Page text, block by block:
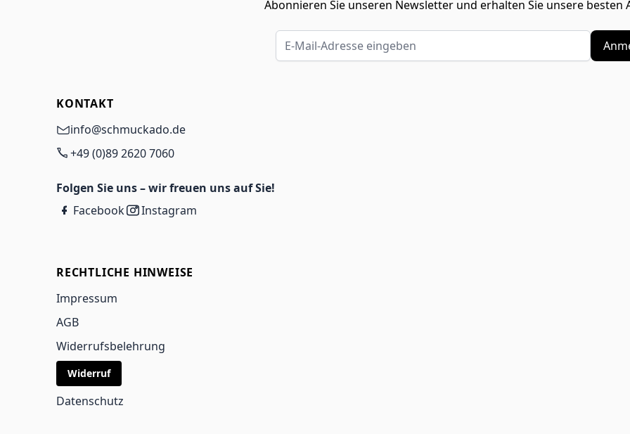
Abonnieren Sie unseren Newsletter und erhalten Sie unsere besten
E-Mail-Adresse eingeben
KONTAKT
info@schmuckado.de
+49 (0)89 2620 7060
Folgen Sie uns – wir freuen uns auf Sie!
Facebook
Instagram
RECHTLICHE HINWEISE
Impressum
AGB
Widerrufsbelehrung
Widerruf
Datenschutz